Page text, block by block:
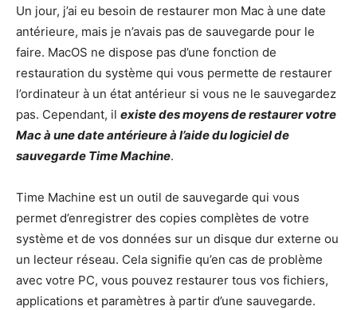
Un jour, j’ai eu besoin de restaurer mon Mac à une date
antérieure, mais je n’avais pas de sauvegarde pour le
faire. MacOS ne dispose pas d’une fonction de
restauration du système qui vous permette de restaurer
l’ordinateur à un état antérieur si vous ne le sauvegardez
pas. Cependant, il existe des moyens de restaurer votre
Mac à une date antérieure à l’aide du logiciel de
sauvegarde Time Machine.
Time Machine est un outil de sauvegarde qui vous
permet d’enregistrer des copies complètes de votre
système et de vos données sur un disque dur externe ou
un lecteur réseau. Cela signifie qu’en cas de problème
avec votre PC, vous pouvez restaurer tous vos fichiers,
applications et paramètres à partir d’une sauvegarde.